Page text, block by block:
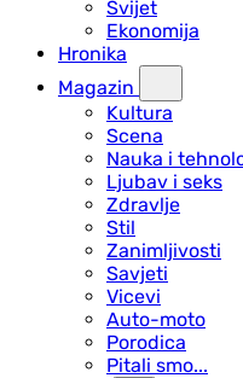
Svijet
Ekonomija
Hronika
Magazin
Kultura
Scena
Nauka i
Ljubav i seks
Zdravlje
Stil
Zanimljivosti
Savjeti
Vicevi
Auto-moto
Porodica
Pitali smo...